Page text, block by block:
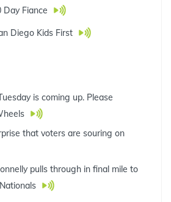
Day Fiance
Diego Kids First
is coming up. Please
that voters are souring on
pulls through in final mile to